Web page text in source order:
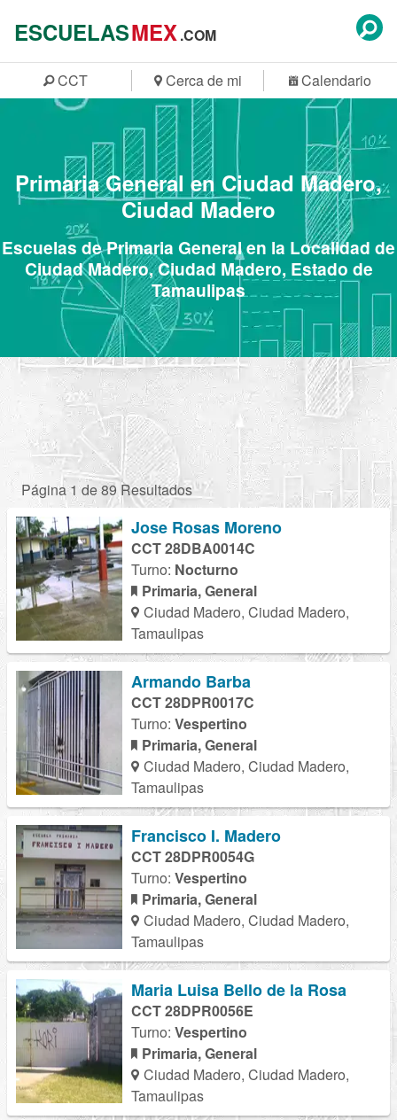
ESCUELASMEX.COM
CCT Cerca de mi Calendario
Primaria General en Ciudad Madero,
Ciudad Madero
Escuelas de Primaria General en la Localidad de
Ciudad Madero, Ciudad Madero, Estado de
Tamaulipas
Página 1 de 89 Resultados
Jose Rosas Moreno
CCT 28DBA0014C
Turno: Nocturno
Primaria, General
Ciudad Madero, Ciudad Madero,
Tamaulipas
Armando Barba
CCT 28DPR0017C
Turno: Vespertino
Primaria, General
Ciudad Madero, Ciudad Madero,
Tamaulipas
Francisco I. Madero
CCT 28DPR0054G
Turno: Vespertino
Primaria, General
Ciudad Madero, Ciudad Madero,
Tamaulipas
Maria Luisa Bello de la Rosa
CCT 28DPR0056E
Turno: Vespertino
Primaria, General
Ciudad Madero, Ciudad Madero,
Tamaulipas